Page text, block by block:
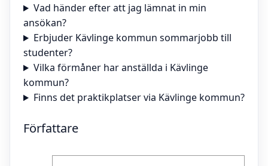
Vad händer efter att jag lämnat in min
ansökan?
Erbjuder Kävlinge kommun sommarjobb till
studenter?
Vilka förmåner har anställda i Kävlinge
kommun?
Finns det praktikplatser via Kävlinge kommun?
Författare